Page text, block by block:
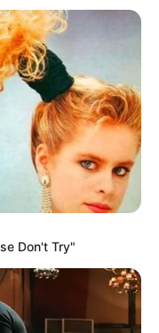
Don't Try"